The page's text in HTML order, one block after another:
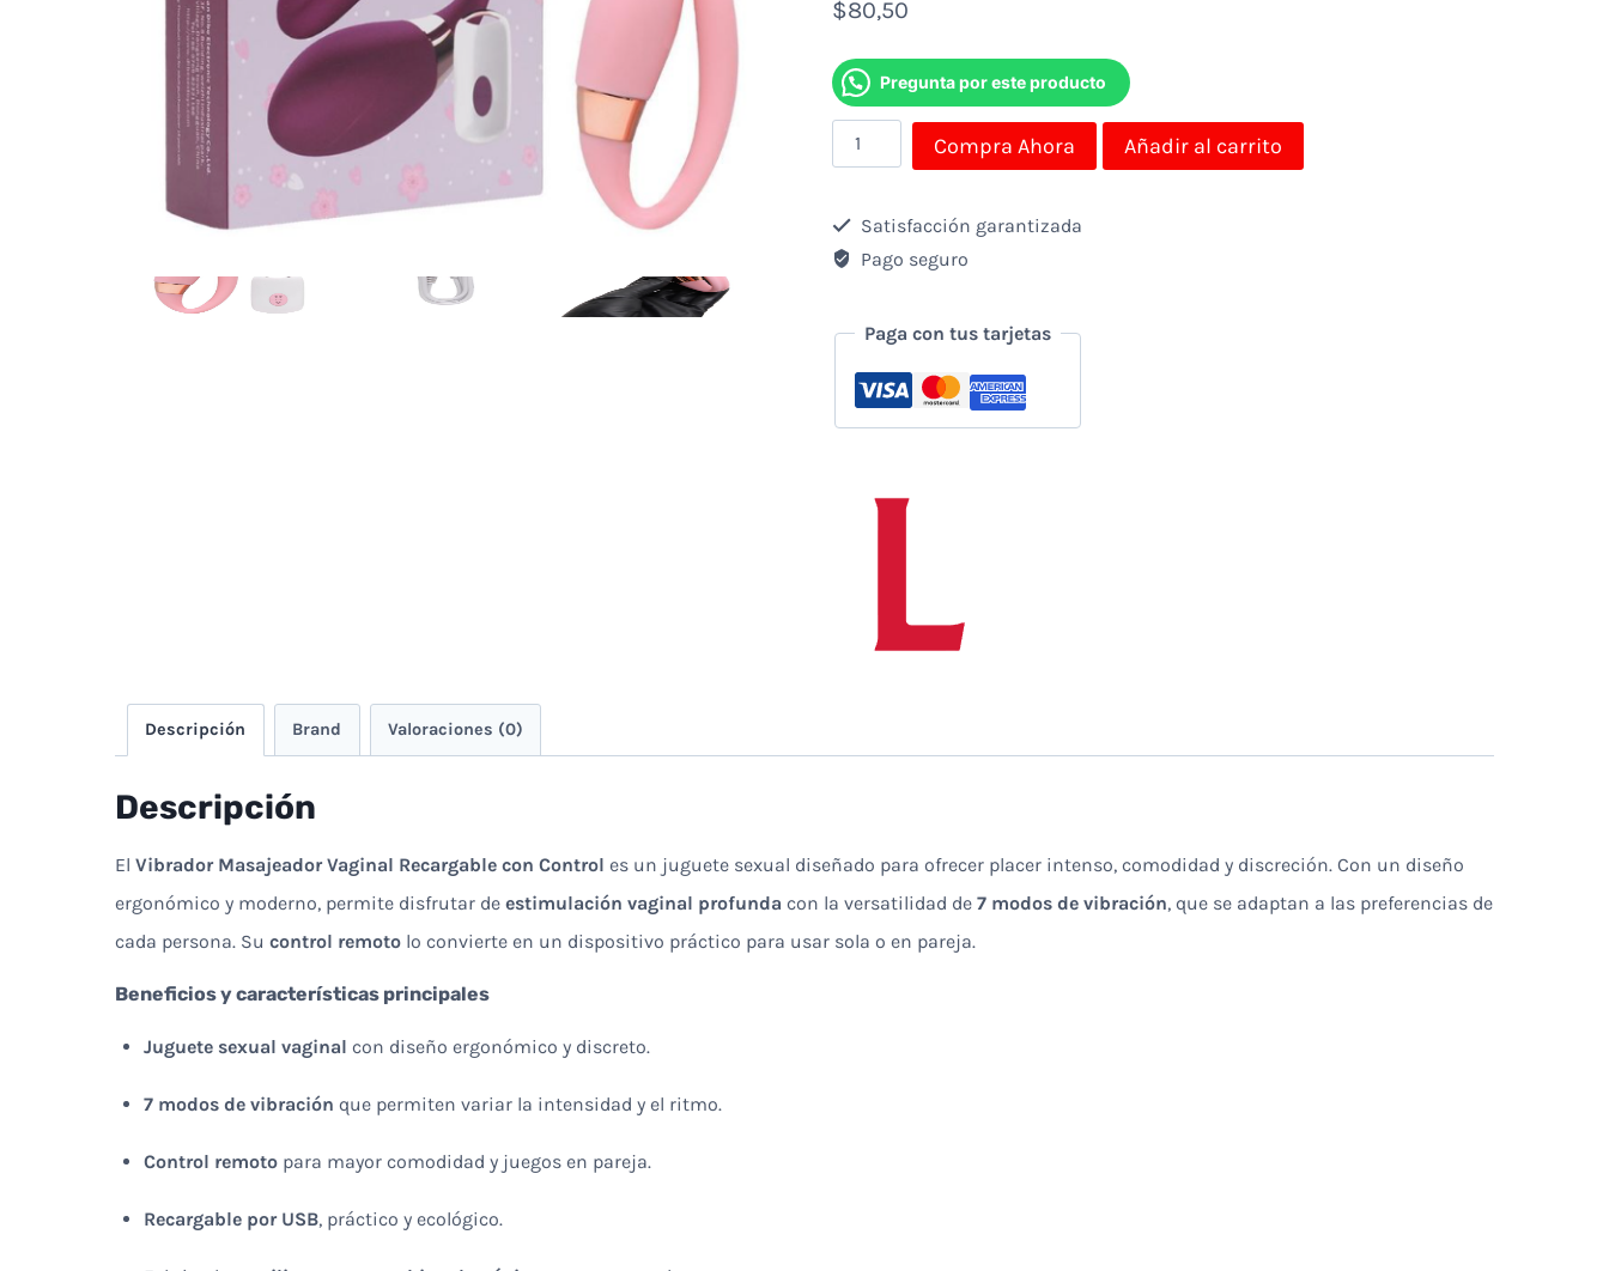
$80,50
Pregunta por este producto
Vibrador
Masajeador
Vaginal
Recargable
Control,
Modos
Compra Ahora Añadir al carrito
Satisfacción garantizada
Pago seguro
Paga con tus tarjetas
Descripción Brand Valoraciones (0)
Descripción
El Vibrador Masajeador Vaginal Recargable con Control es un juguete sexual diseñado para ofrecer placer intenso, comodidad y discreción. Con un diseño
ergonómico y moderno, permite disfrutar de estimulación vaginal profunda con la versatilidad de 7 modos de vibración, que se adaptan a las preferencias de
cada persona. Su control remoto lo convierte en un dispositivo práctico para usar sola o en pareja.
Beneficios y características principales
Juguete sexual vaginal con diseño ergonómico y discreto.
7 modos de vibración que permiten variar la intensidad y el ritmo.
Control remoto para mayor comodidad y juegos en pareja.
Recargable por USB, práctico y ecológico.